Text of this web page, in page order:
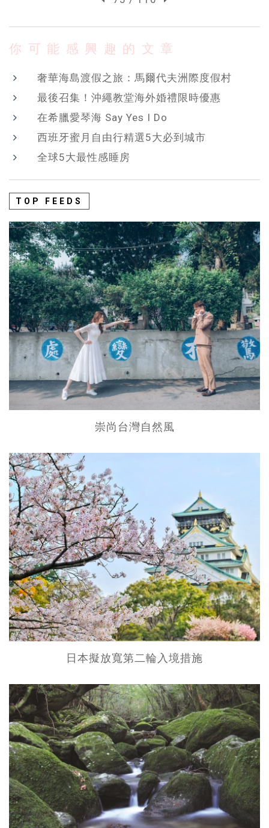
你可能感興趣的文章
奢華海島渡假之旅：馬爾代夫洲際度假村
最後召集！沖繩教堂海外婚禮限時優惠
在希臘愛琴海 Say Yes I Do
西班牙蜜月自由行精選5大必到城市
全球5大最性感睡房
TOP FEEDS
崇尚台灣自然風
日本擬放寬第二輪入境措施